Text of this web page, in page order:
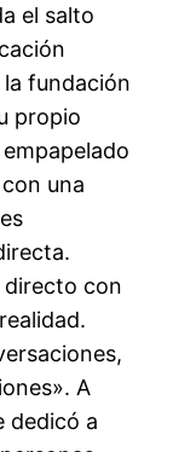
el salto
fundación
propio
una
con
A
dedicó a